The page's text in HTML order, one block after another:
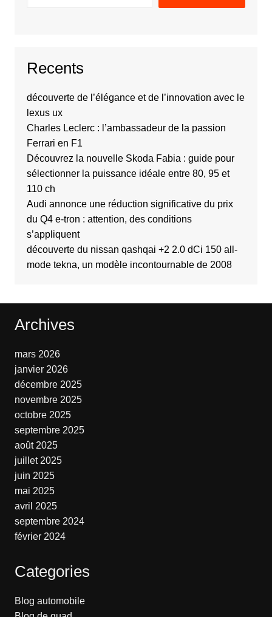
Recents
découverte de l’élégance et de l’innovation avec le
lexus ux
Charles Leclerc : l’ambassadeur de la passion
Ferrari en F1
Découvrez la nouvelle Skoda Fabia : guide pour
sélectionner la puissance idéale entre 80, 95 et
110 ch
Audi annonce une réduction significative du prix
du Q4 e-tron : attention, des conditions
s’appliquent
découverte du nissan qashqai +2 2.0 dCi 150 all-
mode tekna, un modèle incontournable de 2008
Archives
mars 2026
janvier 2026
décembre 2025
novembre 2025
octobre 2025
septembre 2025
août 2025
juillet 2025
juin 2025
mai 2025
avril 2025
septembre 2024
février 2024
Categories
Blog automobile